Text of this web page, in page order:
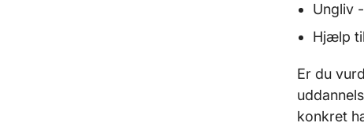
Ungliv
Hjælp
Er du
konkret